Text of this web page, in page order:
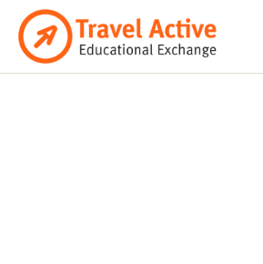
naar